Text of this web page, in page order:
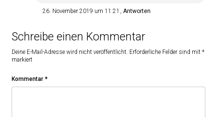
26. November 2019 um 11:21 Antworten
Schreibe einen Kommentar
Deine E-Mail-Adresse wird nicht veröffentlicht. Erforderliche Felder sind mit *
markiert
Kommentar *